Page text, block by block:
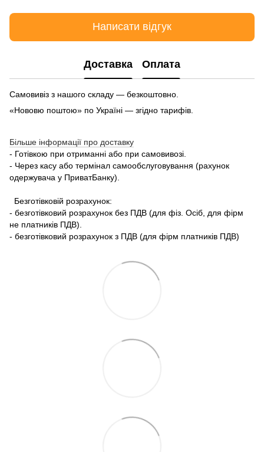
Написати відгук
Доставка Оплата
Самовивіз з нашого складу — безкоштовно.
«Нововю поштою» по Україні — згідно тарифів.
Більше інформації про доставку
- Готівкою при отриманні або при самовивозі.
- Через касу або термінал самообслуговування (рахунок
одержувача у ПриватБанку).
Безготівковій розрахунок:
- безготівковий розрахунок без ПДВ (для фіз. Осіб, для фірм
не платників ПДВ).
- безготівковий розрахунок з ПДВ (для фірм платників ПДВ)